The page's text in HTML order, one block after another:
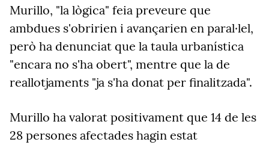
Murillo, "la lògica" feia preveure que
ambdues s'obririen i avançarien en paral·lel,
però ha denunciat que la taula urbanística
"encara no s'ha obert", mentre que la de
reallotjaments "ja s'ha donat per finalitzada".
Murillo ha valorat positivament que 14 de les
28 persones afectades hagin estat